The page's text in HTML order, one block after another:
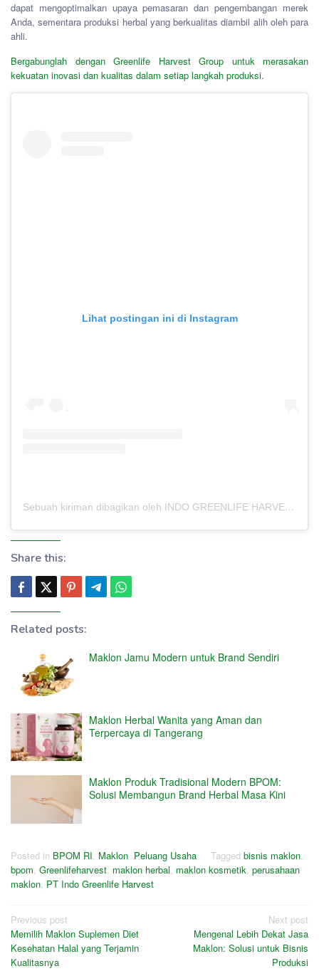
dapat mengoptimalkan upaya pemasaran dan pengembangan merek
Anda, sementara produksi herbal yang berkualitas diambil alih oleh para
ahli.
Bergabunglah dengan Greenlife Harvest Group untuk merasakan
kekuatan inovasi dan kualitas dalam setiap langkah produksi.
Lihat postingan ini di Instagram
Sebuah kiriman dibagikan oleh INDO GREENLIFE HARVEST – PABRIK MAKLON (@indogreenlifeharvest)
Share this:
Related posts:
Maklon Jamu Modern untuk Brand Sendiri
Maklon Herbal Wanita yang Aman dan
Terpercaya di Tangerang
Maklon Produk Tradisional Modern BPOM:
Solusi Membangun Brand Herbal Masa Kini
Posted in BPOM RI Maklon Peluang Usaha Tagged bisnis maklon
bpom Greenlifeharvest maklon herbal maklon kosmetik perusahaan
maklon PT Indo Greenlife Harvest
Post
navigation
Previous post
Memilih Maklon Suplemen Diet
Kesehatan Halal yang Terjamin
Kualitasnya
Next post
Mengenal Lebih Dekat Jasa
Maklon: Solusi untuk Bisnis
Produksi